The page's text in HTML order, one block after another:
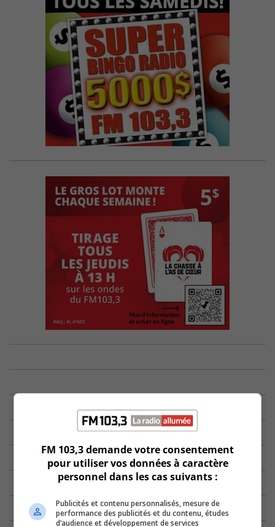
FM 103,3 demande votre consentement
pour utiliser vos données à caractère
personnel dans les cas suivants :
Publicités et contenu personnalisés, mesure de
performance des publicités et du contenu, études
d’audience et développement de services